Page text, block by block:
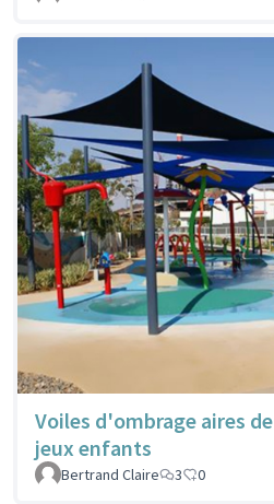
Voiles d'ombrage aires de
jeux enfants
Bertrand Claire
3 0